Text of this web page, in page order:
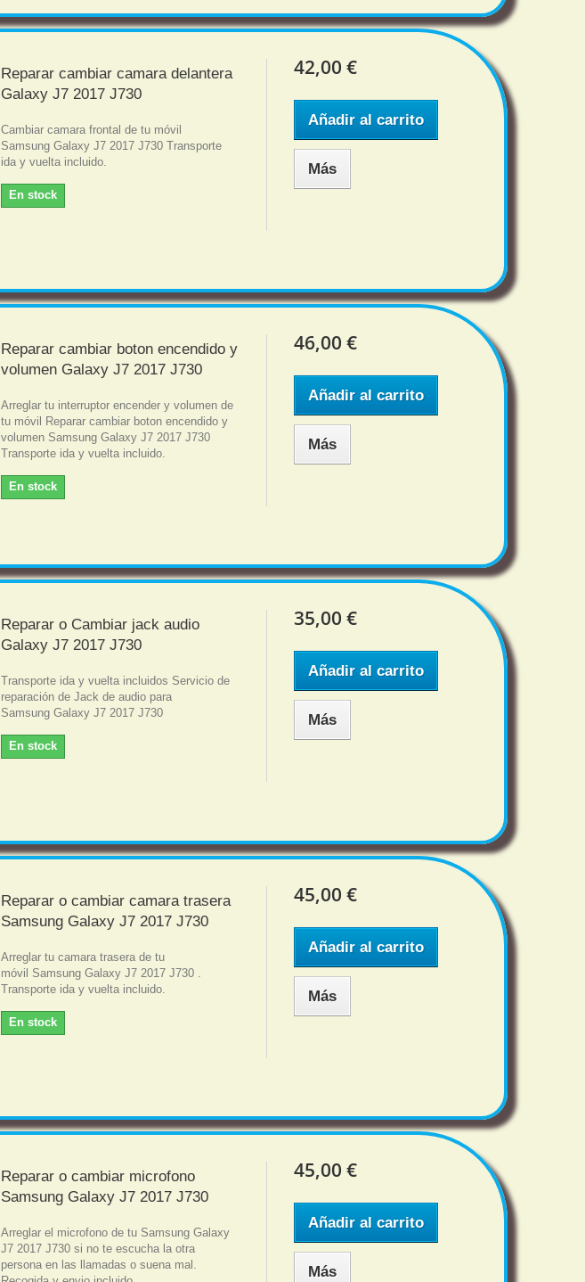
Reparar cambiar camara delantera
Galaxy J7 2017 J730
Cambiar camara frontal de tu móvil
Samsung Galaxy J7 2017 J730 Transporte
ida y vuelta incluido.
En stock
42,00 €
Añadir al carrito
Más
Reparar cambiar boton encendido y
volumen Galaxy J7 2017 J730
Arreglar tu interruptor encender y volumen de
tu móvil Reparar cambiar boton encendido y
volumen Samsung Galaxy J7 2017 J730
Transporte ida y vuelta incluido.
En stock
46,00 €
Añadir al carrito
Más
Reparar o Cambiar jack audio
Galaxy J7 2017 J730
Transporte ida y vuelta incluidos Servicio de
reparación de Jack de audio para
Samsung Galaxy J7 2017 J730
En stock
35,00 €
Añadir al carrito
Más
Reparar o cambiar camara trasera
Samsung Galaxy J7 2017 J730
Arreglar tu camara trasera de tu
móvil Samsung Galaxy J7 2017 J730 .
Transporte ida y vuelta incluido.
En stock
45,00 €
Añadir al carrito
Más
Reparar o cambiar microfono
Samsung Galaxy J7 2017 J730
Arreglar el microfono de tu Samsung Galaxy
J7 2017 J730 si no te escucha la otra
persona en las llamadas o suena mal.
45,00 €
Añadir al carrito
Más